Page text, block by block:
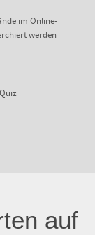
im Online-
werden
auf